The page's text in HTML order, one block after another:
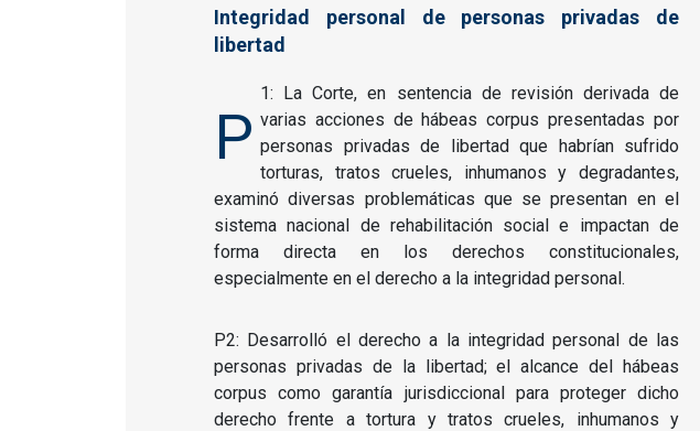
Integridad personal de personas privadas de
libertad
P
1: La Corte, en sentencia de revisión derivada de
varias acciones de hábeas corpus presentadas por
personas privadas de libertad que habrían sufrido
torturas, tratos crueles, inhumanos y degradantes,
examinó diversas problemáticas que se presentan en el
sistema nacional de rehabilitación social e impactan de
forma directa en los derechos constitucionales,
especialmente en el derecho a la integridad personal.
P2: Desarrolló el derecho a la integridad personal de las
personas privadas de la libertad; el alcance del hábeas
corpus como garantía jurisdiccional para proteger dicho
derecho frente a tortura y tratos crueles, inhumanos y